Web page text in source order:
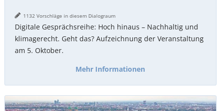
1132 Vorschläge in diesem Dialograum
Digitale Gesprächsreihe: Hoch hinaus – Nachhaltig und
klimagerecht. Geht das? Aufzeichnung der Veranstaltung
am 5. Oktober.
Mehr Informationen
Freiraumquartierskonzept